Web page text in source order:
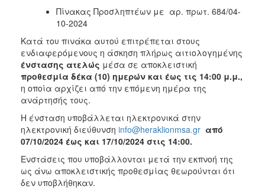
Πίνακας Προσληπτέων με αρ. πρωτ. 684/04-
10-2024
Κατά του πινάκα αυτού επιτρέπεται στους
ενδιαφερόμενους η άσκηση πλήρως αιτιολογημένης
ένστασης ατελώς μέσα σε αποκλειστική
προθεσμία δέκα (10) ημερών και έως τις 14:00 μ.μ.,
η οποία αρχίζει από την επόμενη ημέρα της
ανάρτησής τους.
Η ένσταση υποβάλλεται ηλεκτρονικά στην
ηλεκτρονική διεύθυνση info@heraklionmsa.gr από
07/10/2024 έως και 17/10/2024 στις 14:00.
Ενστάσεις που υποβάλλονται μετά την εκπνοή της
ως άνω αποκλειστικής προθεσμίας θεωρούνται ότι
δεν υποβλήθηκαν.